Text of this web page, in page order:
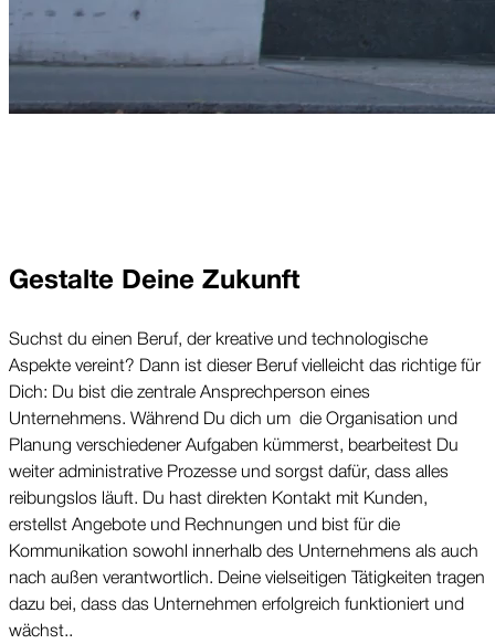
Gestalte Deine Zukunft
Suchst du einen Beruf, der kreative und technologische
Aspekte vereint? Dann ist dieser Beruf vielleicht das richtige für
Dich: Du bist die zentrale Ansprechperson eines
Unternehmens. Während Du dich um  die Organisation und
Planung verschiedener Aufgaben kümmerst, bearbeitest Du
weiter administrative Prozesse und sorgst dafür, dass alles
reibungslos läuft. Du hast direkten Kontakt mit Kunden,
erstellst Angebote und Rechnungen und bist für die
Kommunikation sowohl innerhalb des Unternehmens als auch
nach außen verantwortlich. Deine vielseitigen Tätigkeiten tragen
dazu bei, dass das Unternehmen erfolgreich funktioniert und
wächst..